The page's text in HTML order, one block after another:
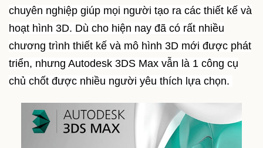
chuyên nghiệp giúp mọi người tạo ra các thiết kế và
hoạt hình 3D. Dù cho hiện nay đã có rất nhiều
chương trình thiết kế và mô hình 3D mới được phát
triển, nhưng Autodesk 3DS Max vẫn là 1 công cụ
chủ chốt được nhiều người yêu thích lựa chọn.